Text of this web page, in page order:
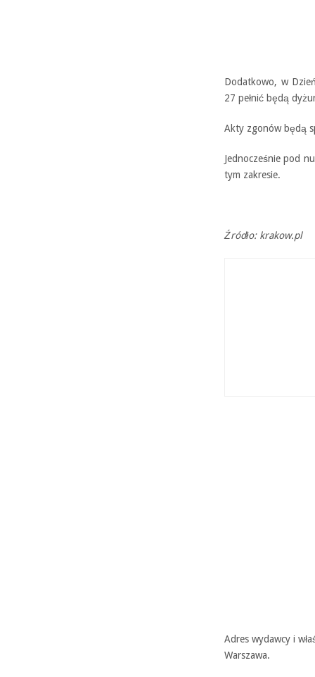
Dodatkowo, w
27 pełnić będą
Akty zgonów będą
Jednocześnie pod
tym zakresie.
Źródło: krakow.pl
Adres wydawcy i
Warszawa.